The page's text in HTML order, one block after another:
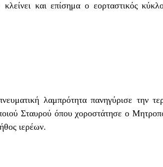
και επίσημα ο εορταστικός
λαμπρότητα πανηγύρισε την
Σταυρούόπου χοροστάτησε ο
ιερέων.